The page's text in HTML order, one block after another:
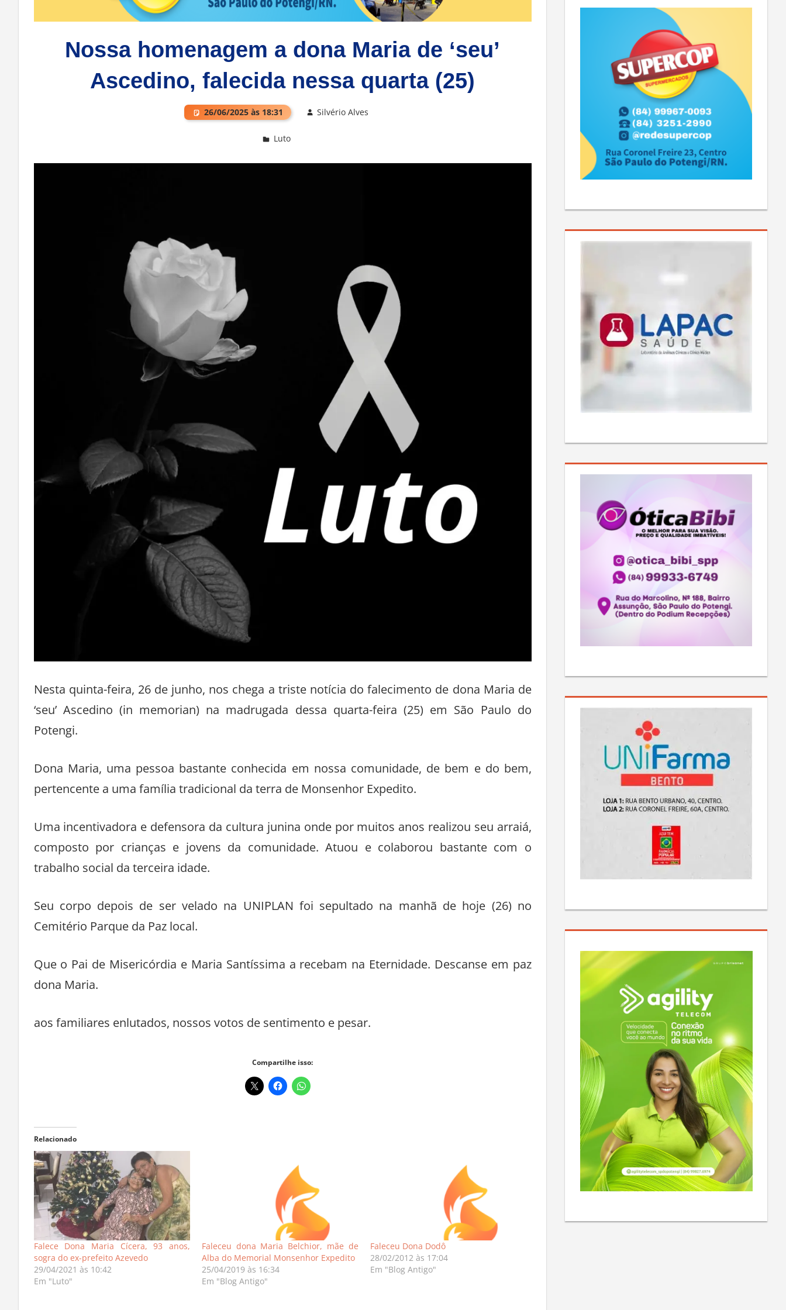
Nossa homenagem a dona Maria de ‘seu’
Ascedino, falecida nessa quarta (25)
26/06/2025 às 18:31 Silvério Alves
Luto
Nesta quinta-feira, 26 de junho, nos chega a triste notícia do falecimento de dona Maria de
‘seu’ Ascedino (in memorian) na madrugada dessa quarta-feira (25) em São Paulo do
Potengi.
Dona Maria, uma pessoa bastante conhecida em nossa comunidade, de bem e do bem,
pertencente a uma família tradicional da terra de Monsenhor Expedito.
Uma incentivadora e defensora da cultura junina onde por muitos anos realizou seu arraiá,
composto por crianças e jovens da comunidade. Atuou e colaborou bastante com o
trabalho social da terceira idade.
Seu corpo depois de ser velado na UNIPLAN foi sepultado na manhã de hoje (26) no
Cemitério Parque da Paz local.
Que o Pai de Misericórdia e Maria Santíssima a recebam na Eternidade. Descanse em paz
dona Maria.
aos familiares enlutados, nossos votos de sentimento e pesar.
Compartilhe isso:
Relacionado
Falece Dona Maria Cícera, 93 anos,
sogra do ex-prefeito Azevedo
29/04/2021 às 10:42
Em "Luto"
Faleceu dona Maria Belchior, mãe de
Alba do Memorial Monsenhor Expedito
25/04/2019 às 16:34
Em "Blog Antigo"
Faleceu Dona Dodô
28/02/2012 às 17:04
Em "Blog Antigo"